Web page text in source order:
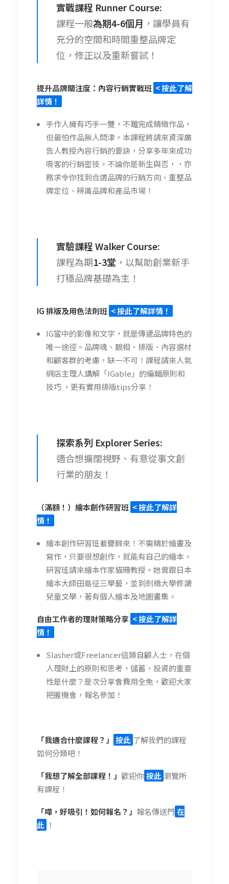
實戰課程 Runner Course:
課程一般為期4-6個月 ，讓學員有
充分的空間和時間重整品牌定
位，修正以及重新嘗試！
提升品牌關注度：內容行銷實戰班 < 按此了解
詳情！
手作人擁有巧手一雙，不難完成精緻作品，
但最怕作品無人問津。本課程將請來資深廣
告人教授內容行銷的要訣，分享多年來成功
吸客的行銷密技。不論你是新生與否，，亦
務求令你找到合適品牌的行銷方向、重整品
牌定位、辨識品牌和產品市場！
實驗課程 Walker Course:
課程為期1-3堂 ，以幫助創業新手
打穩品牌基礎為主！
IG 排版及用色法則班 < 按此了解詳情！
IG當中的影像和文字，就是傳遞品牌特色的
唯一途徑。品牌魂、靚相、排版、內容選材
和顧客群的考慮，缺一不可！課程請來人氣
網店主理人講解「IGable」的編輯原則和
技巧 ，更有實用排版tips分享！
探索系列 Explorer Series:
適合想擴闊視野、有意從事文創
行業的朋友！
（滿額！）繪本創作研習班 < 按此了解詳
情！
繪本創作研習班載譽歸來！不需精於繪畫及
寫作，只要很想創作，就能有自己的繪本。
研習班請來繪本作家貓珊教授。她曾跟日本
繪本大師田島征三學藝，並到劍橋大學修讀
兒童文學，著有個人繪本及地圖畫集。
自由工作者的理財策略分享 < 按此了解詳
情！
Slasher或Freelancer這類自顧人士，在個
人理財上的原則和思考，儲蓄、投資的重要
性是什麼？是次分享會費用全免，歡迎大家
把握機會，報名參加！
「我適合什麼課程？」 按此 了解我們的課程
如何分類吧！
「我想了解全部課程！」 歡迎你按此瀏覽所
有課程！
「嘩，好吸引！如何報名？」 報名傳送門 在
此 ！